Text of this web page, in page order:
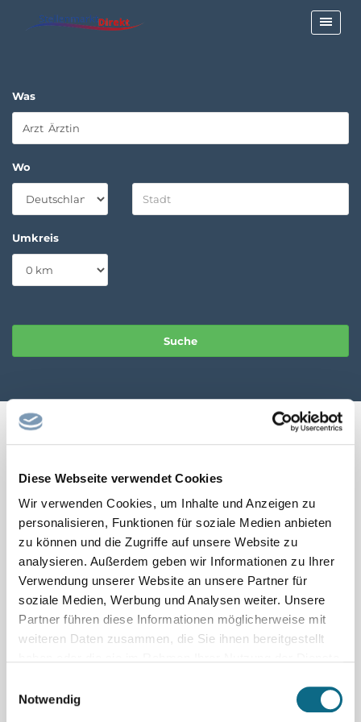
Diese Webseite verwendet Cookies
Wir verwenden Cookies, um Inhalte und Anzeigen zu
personalisieren, Funktionen für soziale Medien anbieten
zu können und die Zugriffe auf unsere Website zu
analysieren. Außerdem geben wir Informationen zu Ihrer
Verwendung unserer Website an unsere Partner für
soziale Medien, Werbung und Analysen weiter. Unsere
Partner führen diese Informationen möglicherweise mit
weiteren Daten zusammen, die Sie ihnen bereitgestellt
Notwendig
Was
Wo
Umkreis
← Seite zurück 1 2 … 12
17
18 19 20 Seite vor →